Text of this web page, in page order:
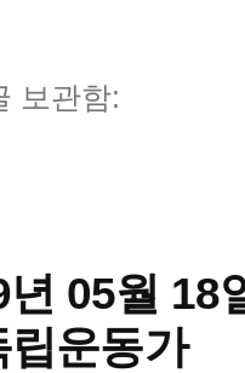
보관함:
05월 18
립운동가